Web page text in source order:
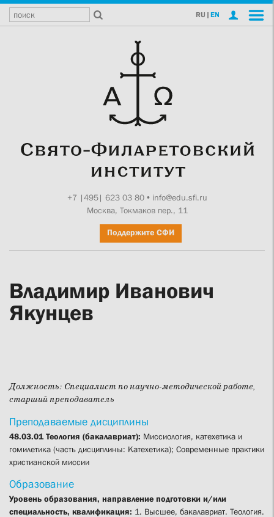
RU | EN
+7 |495| 623 03 80• info@edu.sfi.ru
Москва, Токмаков пер., 11
Поддержите СФИ
Владимир Иванович
Якунцев
Должность: Специалист по научно-методической работе,
старший преподаватель
Преподаваемые дисциплины
48.03.01 Теология (бакалавриат): Миссиология, катехетика и
гомилетика (часть дисциплины: Катехетика); Современные практики
христианской миссии
Образование
Уровень образования, направление подготовки и/или
специальность, квалификация: 1. Высшее, бакалавриат. Теология.